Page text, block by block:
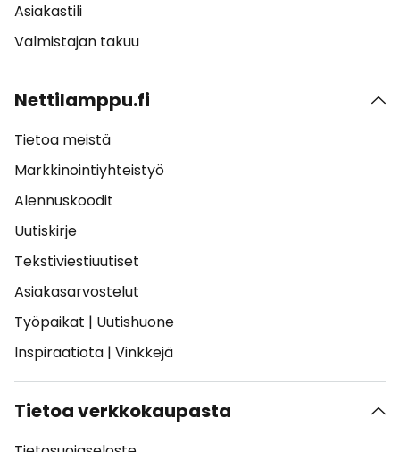
Asiakastili
Valmistajan takuu
Nettilamppu.fi
Tietoa meistä
Markkinointiyhteistyö
Alennuskoodit
Uutiskirje
Tekstiviestiuutiset
Asiakasarvostelut
Työpaikat | Uutishuone
Inspiraatiota | Vinkkejä
Tietoa verkkokaupasta